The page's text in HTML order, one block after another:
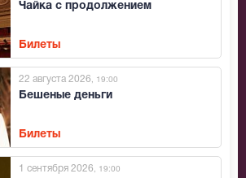
Чайка с продолжением
Билеты
Бешеные деньги
22 августа 2026 , 19:00
Билеты
1 сентября 2026 , 19:00